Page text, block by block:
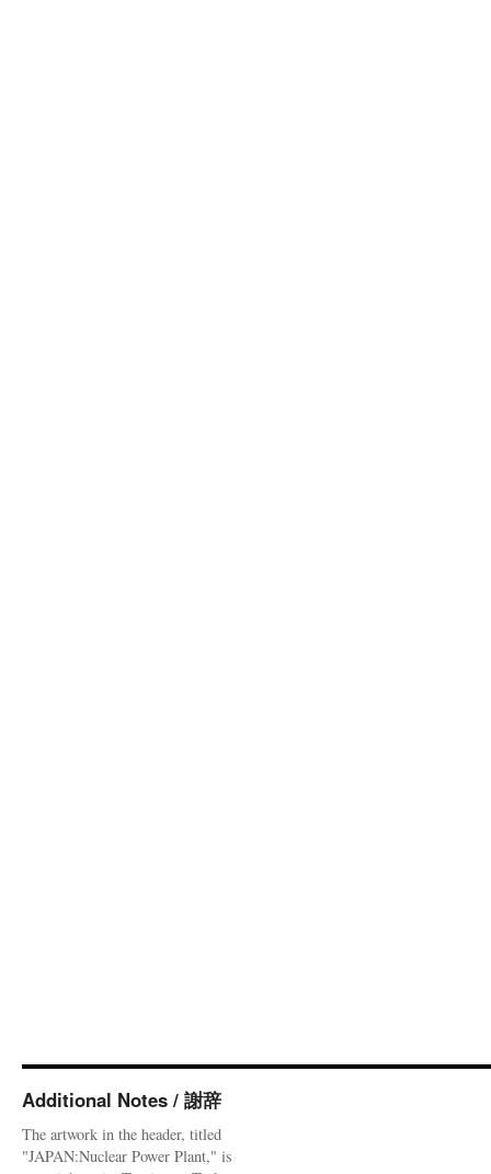
Additional Notes / 謝辞
The artwork in the header, titled
"JAPAN:Nuclear Power Plant," is